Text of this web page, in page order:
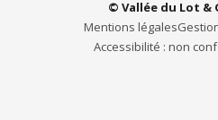
© Vallée du Lot &
Mentions légales
Accessibilité : non